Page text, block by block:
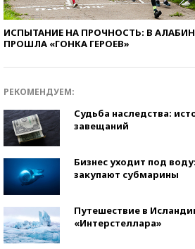
ИСПЫТАНИЕ НА ПРОЧНОСТЬ: В
ПРОШЛА «ГОНКА ГЕРОЕВ»
РЕКОМЕНДУЕМ:
Судьба наследства:
завещаний
Бизнес уходит под
закупают субмарины
Путешествие в
«Интерстеллара»